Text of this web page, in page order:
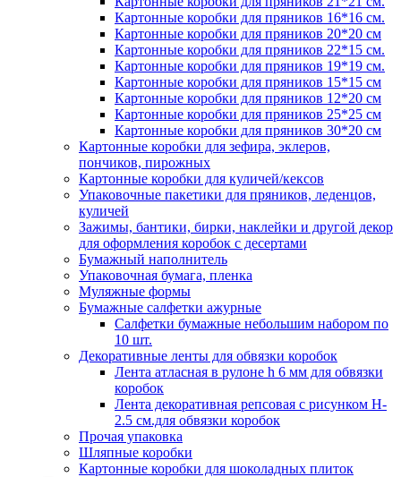
Картонные коробки для пряников 16*16 см.
Картонные коробки для пряников 20*20 см
Картонные коробки для пряников 22*15 см.
Картонные коробки для пряников 19*19 см.
Картонные коробки для пряников 15*15 см
Картонные коробки для пряников 12*20 см
Картонные коробки для пряников 25*25 см
Картонные коробки для пряников 30*20 см
Картонные коробки для зефира, эклеров,
пончиков, пирожных
Картонные коробки для куличей/кексов
Упаковочные пакетики для пряников, леденцов,
куличей
Зажимы, бантики, бирки, наклейки и другой декор
для оформления коробок с десертами
Бумажный наполнитель
Упаковочная бумага, пленка
Муляжные формы
Бумажные салфетки ажурные
Салфетки бумажные небольшим набором по
10 шт.
Декоративные ленты для обвязки коробок
Лента атласная в рулоне h 6 мм для обвязки
коробок
Лента декоративная репсовая с рисунком H-
2.5 см.для обвязки коробок
Прочая упаковка
Шляпные коробки
Картонные коробки для шоколадных плиток